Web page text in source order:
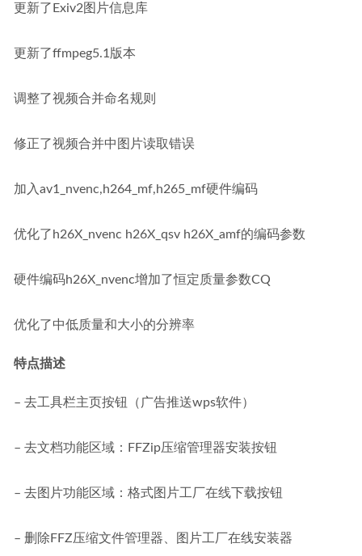
更新了Exiv2图片信息库
更新了ffmpeg5.1版本
调整了视频合并命名规则
修正了视频合并中图片读取错误
加入av1_nvenc,h264_mf,h265_mf硬件编码
优化了h26X_nvenc h26X_qsv h26X_amf的编码参数
硬件编码h26X_nvenc增加了恒定质量参数CQ
优化了中低质量和大小的分辨率
特点描述
– 去工具栏主页按钮（广告推送wps软件）
– 去文档功能区域：FFZip压缩管理器安装按钮
– 去图片功能区域：格式图片工厂在线下载按钮
– 删除FFZ压缩文件管理器、图片工厂在线安装器